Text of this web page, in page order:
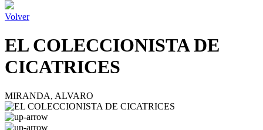
Volver
EL COLECCIONISTA DE
CICATRICES
MIRANDA, ALVARO